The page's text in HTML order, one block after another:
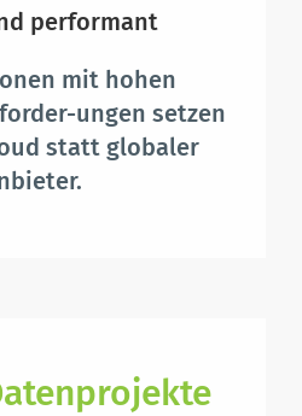
performant
mit hohen
ungen setzen
statt globaler